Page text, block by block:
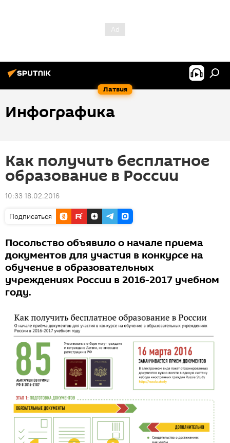
Латвия
Инфографика
Как получить бесплатное
образование в России
10:33 18.02.2016
Подписаться
Посольство объявило о начале приема
документов для участия в конкурсе на
обучение в образовательных
учреждениях России в 2016-2017 учебном
году.